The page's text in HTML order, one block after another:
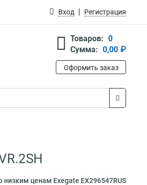
Вход Регистрация
Товаров: 0
Сумма: 0,00 ₽
Оформить заказ
низким ценам Exegate EX296547RUS